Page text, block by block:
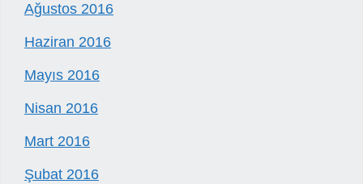
Ağustos 2016
Haziran 2016
Mayıs 2016
Nisan 2016
Mart 2016
Şubat 2016